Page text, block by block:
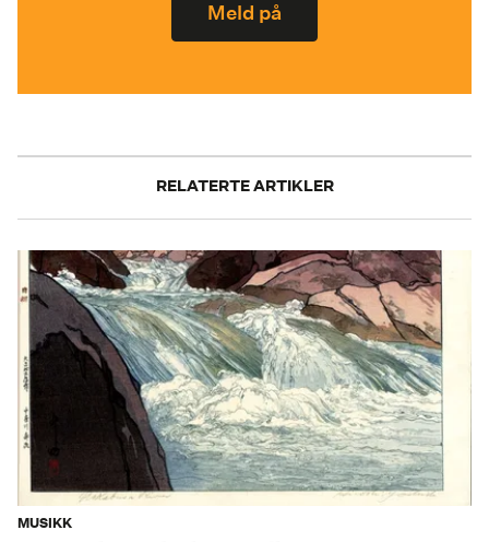
Meld på
RELATERTE ARTIKLER
MUSIKK